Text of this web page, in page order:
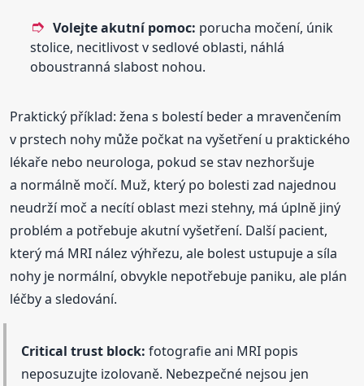
Volejte akutní pomoc: porucha močení, únik
stolice, necitlivost v sedlové oblasti, náhlá
oboustranná slabost nohou.
Praktický příklad: žena s bolestí beder a mravenčením
v prstech nohy může počkat na vyšetření u praktického
lékaře nebo neurologa, pokud se stav nezhoršuje
a normálně močí. Muž, který po bolesti zad najednou
neudrží moč a necítí oblast mezi stehny, má úplně jiný
problém a potřebuje akutní vyšetření. Další pacient,
který má MRI nález výhřezu, ale bolest ustupuje a síla
nohy je normální, obvykle nepotřebuje paniku, ale plán
léčby a sledování.
Critical trust block: fotografie ani MRI popis
neposuzujte izolovaně. Nebezpečné nejsou jen